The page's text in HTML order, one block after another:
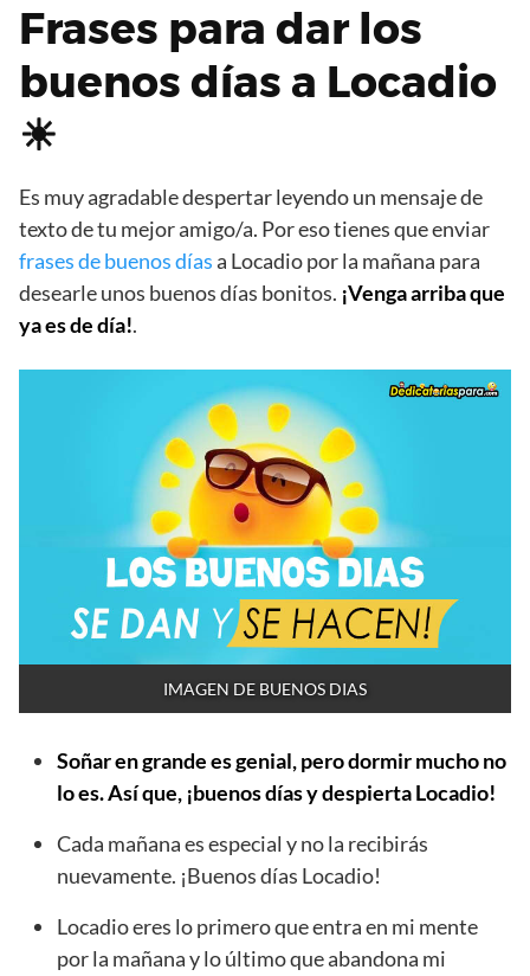
Frases para dar los
buenos días a Locadio
☀
Es muy agradable despertar leyendo un mensaje de
texto de tu mejor amigo/a. Por eso tienes que enviar
frases de buenos díasa Locadio por la mañana para
desearle unos buenos días bonitos. ¡Venga arriba que
ya es de día!.
IMAGEN DE BUENOS DIAS
Soñar en grande es genial, pero dormir mucho no
lo es. Así que, ¡buenos días y despierta Locadio!
Cada mañana es especial y no la recibirás
nuevamente. ¡Buenos días Locadio!
Locadio eres lo primero que entra en mi mente
por la mañana y lo último que abandona mi